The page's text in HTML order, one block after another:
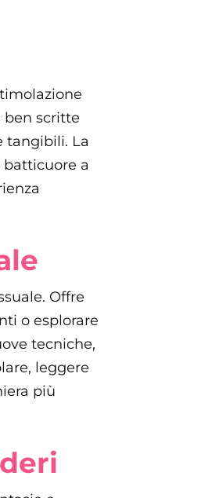
ben scritte
tangibili. La
a
Offre
o esplorare
tecniche,
leggere
più